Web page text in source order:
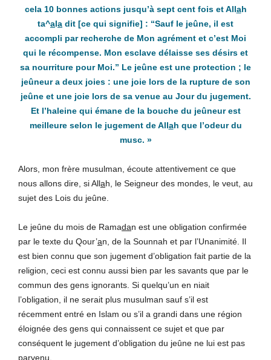
cela 10 bonnes actions jusqu’à sept cent fois et Allah
ta^ala dit [ce qui signifie] : “Sauf le jeûne, il est
accompli par recherche de Mon agrément et c’est Moi
qui le récompense. Mon esclave délaisse ses désirs et
sa nourriture pour Moi.” Le jeûne est une protection ; le
jeûneur a deux joies : une joie lors de la rupture de son
jeûne et une joie lors de sa venue au Jour du jugement.
Et l’haleine qui émane de la bouche du jeûneur est
meilleure selon le jugement de Allah que l’odeur du
musc. »
Alors, mon frère musulman, écoute attentivement ce que
nous allons dire, si Allah, le Seigneur des mondes, le veut, au
sujet des Lois du jeûne.
Le jeûne du mois de Ramadan est une obligation confirmée
par le texte du Qour’an, de la Sounnah et par l’Unanimité. Il
est bien connu que son jugement d’obligation fait partie de la
religion, ceci est connu aussi bien par les savants que par le
commun des gens ignorants. Si quelqu’un en niait
l’obligation, il ne serait plus musulman sauf s’il est
récemment entré en Islam ou s’il a grandi dans une région
éloignée des gens qui connaissent ce sujet et que par
conséquent le jugement d’obligation du jeûne ne lui est pas
parvenu.